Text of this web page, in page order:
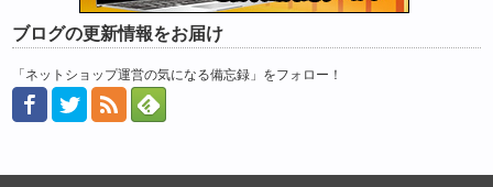
ブログの更新情報をお届け
「ネットショップ運営の気になる備忘録」をフォロー！